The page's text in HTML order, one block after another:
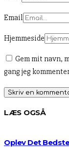
Email
Hjemmeside
Gem mit navn,
gang jeg
LÆS OGSÅ
Oplev Det